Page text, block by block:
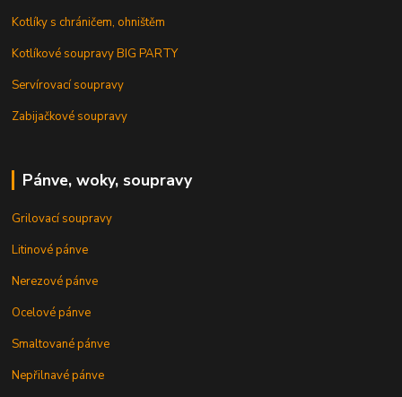
Kotlíky s chráničem, ohništěm
Kotlíkové soupravy BIG PARTY
Servírovací soupravy
Zabijačkové soupravy
Pánve, woky, soupravy
Grilovací soupravy
Litinové pánve
Nerezové pánve
Ocelové pánve
Smaltované pánve
Nepřilnavé pánve